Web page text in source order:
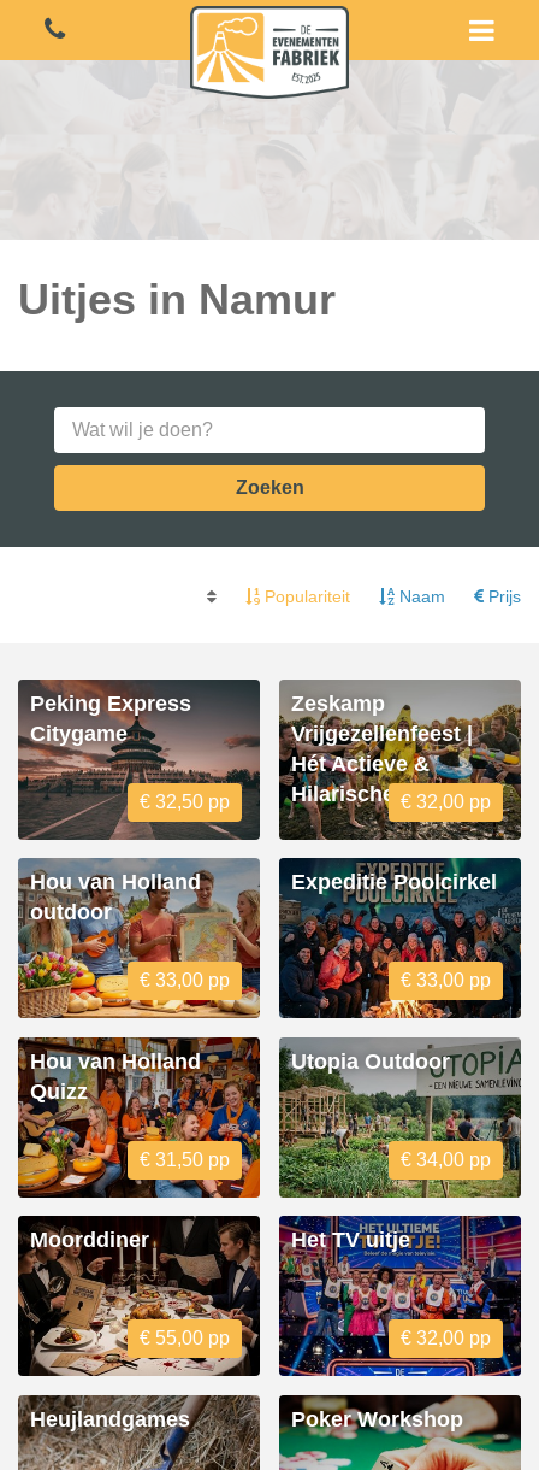
Uitjes in Namur
Zoeken
Populariteit Naam Prijs
Peking Express
Citygame
€ 32,50 pp
Zeskamp
Vrijgezellenfeest |
Hét Actieve &
Hilarische Uitje€ 32,00 pp
Hou van Holland
outdoor
€ 33,00 pp
Expeditie Poolcirkel
€ 33,00 pp
Hou van Holland
Quizz
€ 31,50 pp
Utopia Outdoor
€ 34,00 pp
Moorddiner
€ 55,00 pp
Het TV uitje
€ 32,00 pp
Heujlandgames Poker Workshop